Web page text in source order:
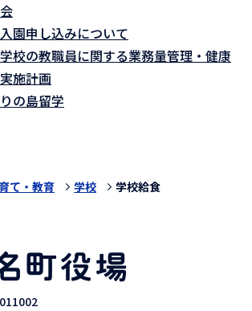
園申し込みについて
校の教職員に関する業務量管理・健康
施計画
の島留学
て・教育 学校 学校給食